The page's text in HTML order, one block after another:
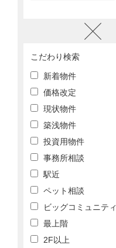
こだわり検索
新着物件
価格改定
現状物件
築浅物件
投資用物件
事務所相談
駅近
ペット相談
ビッグコミュニティ
最上階
2F以上